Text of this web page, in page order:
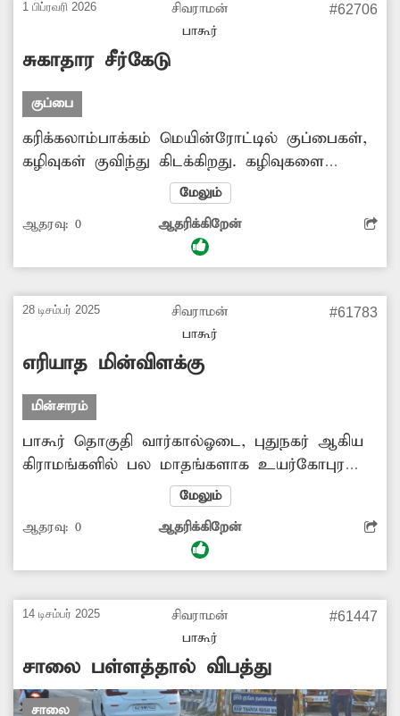
1 பிப்ரவரி 2026
சிவராமன்
பாகூர்
#62706
சுகாதார சீர்கேடு
குப்பை
கரிக்கலாம்பாக்கம் மெயின்ரோட்டில் குப்பைகள்,
கழிவுகள் குவிந்து கிடக்கிறது. கழிவுகளை
தின்பதற்காக நாய்கள், பன்றிகள்
சுற்றித்திரிவதால் சுகாதார சீர்கேடு ஏற்பட்டுள்ளது.
சாலையோரத்தில் குப்பைகள், கழிவுகள்
கொட்டுவோர் மீது நடவடிக்கை எடுக்க
மேலும்
ஆதரவு: 0 ஆதரிக்கிறேன்
28 டிசம்பர் 2025
சிவராமன்
பாகூர்
#61783
எரியாத மின்விளக்கு
மின்சாரம்
பாகூர் தொகுதி வார்கால்ஓடை, புதுநகர் ஆகிய
கிராமங்களில் பல மாதங்களாக உயர்கோபுர
மின்விளக்கு எரியாமல் உள்ளது. இதனை
சரிசெய்ய சம்பந்தப்பட்ட அதிகாரிகள்
நடவடிக்கை எடுப்பார்களா?
மேலும்
ஆதரவு: 0 ஆதரிக்கிறேன்
14 டிசம்பர் 2025
சிவராமன்
பாகூர்
#61447
சாலை பள்ளத்தால் விபத்து
சாலை